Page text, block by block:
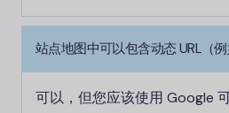
站点地图中可以包含动态 URL（
可以，但您应该使用 Google